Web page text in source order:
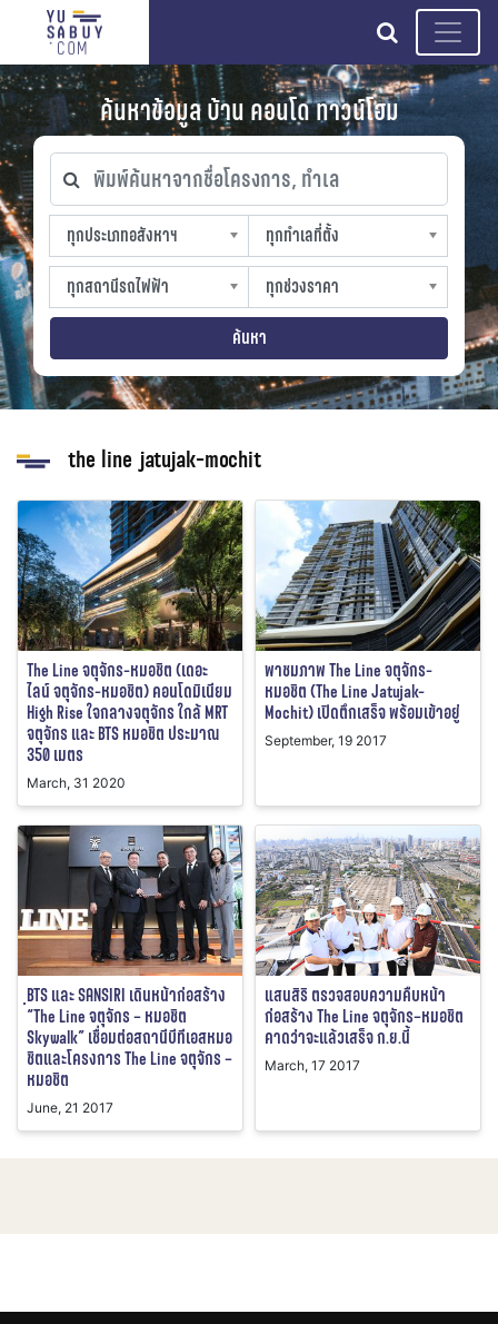
search
ค้นหาข้อมูล บ้าน คอนโด ทาวน์โฮม
พิมพ์ค้นหาจากชื่อโครงการ, ทำเล
ทุกประเภทอสังหาฯ
ทุกประเภทอสังหาฯ
sproperty
ทุกทำเลที่ตั้ง
ทุกทำเลที่ตั้ง
slocation
ทุกสถานีรถไฟฟ้า
ทุกสถานีรถไฟฟ้า
strain-station
ทุกช่วงราคา
ทุกช่วงราคา
sprice
ค้นหา
the line jatujak-mochit
The Line จตุจักร-หมอชิต (เดอะ
ไลน์ จตุจักร-หมอชิต) คอนโดมิเนียม
High Rise ใจกลางจตุจักร ใกล้ MRT
จตุจักร และ BTS หมอชิต ประมาณ
350 เมตร
March, 31 2020
พาชมภาพ The Line จตุจักร-
หมอชิต (The Line Jatujak-
Mochit) เปิดตึกเสร็จ พร้อมเข้าอยู่
September, 19 2017
ฺBTS และ SANSIRI เดินหน้าก่อสร้าง
“The Line จตุจักร – หมอชิต
Skywalk” เชื่อมต่อสถานีบีทีเอสหมอ
ชิตและโครงการ The Line จตุจักร –
หมอชิต
June, 21 2017
แสนสิริ ตรวจสอบความคืบหน้า
ก่อสร้าง The Line จตุจักร–หมอชิต
คาดว่าจะแล้วเสร็จ ก.ย.นี้
March, 17 2017